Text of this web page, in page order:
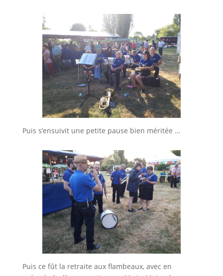
Puis s’ensuivit une petite pause bien méritée …
Puis ce fût la retraite aux flambeaux, avec en